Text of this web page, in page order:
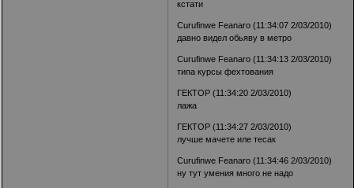
кстати
Curufinwe Feanaro (11:34:07 2/03/2010)
давно видел обьяву в метро
Curufinwe Feanaro (11:34:13 2/03/2010)
типа курсы фехтования
ГЕКТОР (11:34:20 2/03/2010)
лажа
ГЕКТОР (11:34:27 2/03/2010)
лучше мачете иле тесак
Curufinwe Feanaro (11:34:46 2/03/2010)
ну тут умения много не надо